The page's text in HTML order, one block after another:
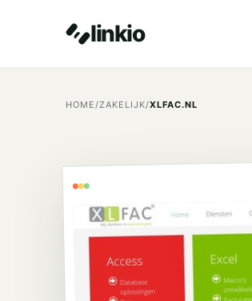
linkio
HOME/ZAKELIJK/XLFAC.NL